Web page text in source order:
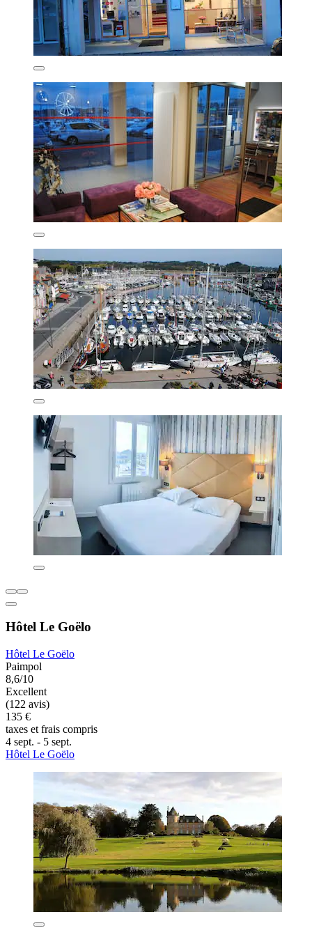
Hôtel Le Goëlo
Hôtel Le Goëlo
Paimpol
8,6/10
Excellent
(122 avis)
135 €
taxes et frais compris
4 sept. - 5 sept.
Hôtel Le Goëlo